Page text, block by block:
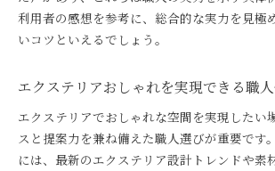
利用者の感想を参考に、総合的な実力を見極
いコツといえるでしょう。
エクステリアおしゃれを実現できる職
エクステリアでおしゃれな空間を実現したい
スと提案力を兼ね備えた職人選びが重要です
には、最新のエクステリア設計トレンドや素